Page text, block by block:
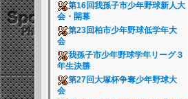
第16回我孫子市少年野球新人大
会・開幕
第23回柏市少年野球低学年大
会
我孫子市少年野球学年リーグ３
年生決勝
第27回大塚杯争奪少年野球大
会